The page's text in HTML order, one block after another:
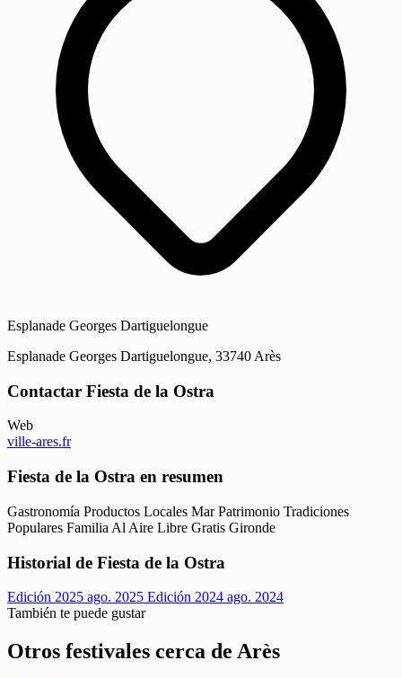
Esplanade Georges Dartiguelongue
Esplanade Georges Dartiguelongue, 33740 Arès
Contactar Fiesta de la Ostra
Web
ville-ares.fr
Fiesta de la Ostra en resumen
Gastronomía Productos Locales Mar Patrimonio Tradiciones
Populares Familia Al Aire Libre Gratis Gironde
Historial de Fiesta de la Ostra
Edición 2025 ago. 2025 Edición 2024 ago. 2024
También te puede gustar
Otros festivales cerca de Arès